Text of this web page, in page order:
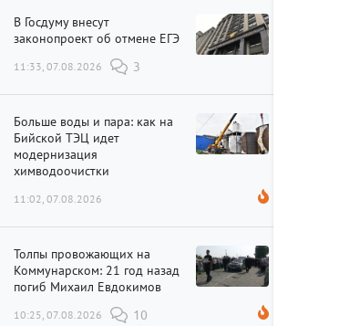
В Госдуму внесут
законопроект об отмене ЕГЭ
11:33, 07.08.2026 3
Больше воды и пара: как на
Бийской ТЭЦ идет
модернизация
химводоочистки
11:02, 07.08.2026
Толпы провожающих на
Коммунарском: 21 год назад
погиб Михаил Евдокимов
10:25, 07.08.2026 10